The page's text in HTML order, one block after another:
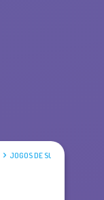
JOGOS DE SUDOKU